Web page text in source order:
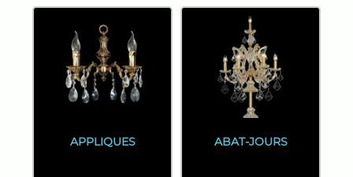
APPLIQUES ABAT-JOURS